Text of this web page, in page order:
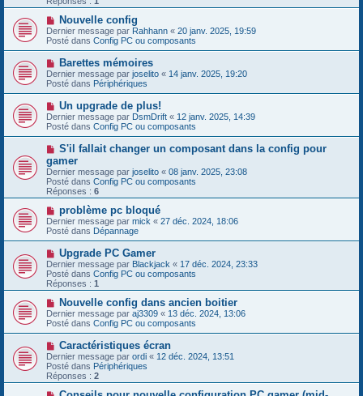
s
s
a
g
e
e
a
u
m
e
s
a
g
e
N
o
u
v
e
a
u
m
e
s
s
a
g
e
Nouvelle config
Dernier message par Rahhann « 20 janv. 2025, 19:59
Posté dans Config PC ou composants
N
o
u
v
e
a
u
m
e
s
s
a
g
e
Barettes mémoires
Dernier message par joselito « 14 janv. 2025, 19:20
Posté dans Périphériques
N
o
u
v
e
a
u
m
e
s
s
a
g
e
Un upgrade de plus!
Dernier message par DsmDrift « 12 janv. 2025, 14:39
Posté dans Config PC ou composants
N
u
v
e
a
m
e
s
s
a
g
e
S'il fallait changer un composant dans la config pour
gamer
Dernier message par joselito « 08 janv. 2025, 23:08
Posté dans Config PC ou composants
Réponses : 6
N
o
u
v
e
a
u
m
e
s
a
g
e
problème pc bloqué
Dernier message par mick « 27 déc. 2024, 18:06
Posté dans Dépannage
N
o
u
v
e
a
u
m
e
s
a
g
e
Upgrade PC Gamer
Dernier message par Blackjack « 17 déc. 2024, 23:33
Posté dans Config PC ou composants
Réponses : 1
N
o
u
v
a
u
m
e
Nouvelle config dans ancien boitier
Dernier message par aj3309 « 13 déc. 2024, 13:06
Posté dans Config PC ou composants
N
o
u
v
e
a
Caractéristiques écran
Dernier message par ordi « 12 déc. 2024, 13:51
Posté dans Périphériques
Réponses : 2
N